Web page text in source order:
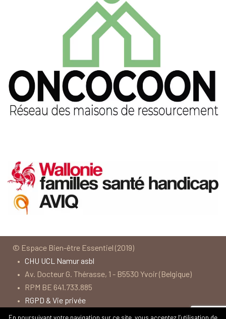
© Espace Bien-être Essentiel (2019)
• CHU UCL Namur asbl
• Av. Docteur G. Thérasse, 1 - B5530 Yvoir (Belgique)
• RPM BE 641.733.885
• RGPD & Vie privée
• Termes et conditions